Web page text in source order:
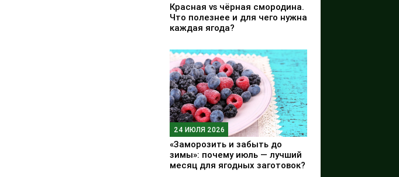
Красная vs чёрная смородина.
Что полезнее и для чего нужна
каждая ягода?
24 ИЮЛЯ 2026
«Заморозить и забыть до
зимы»: почему июль — лучший
месяц для ягодных заготовок?